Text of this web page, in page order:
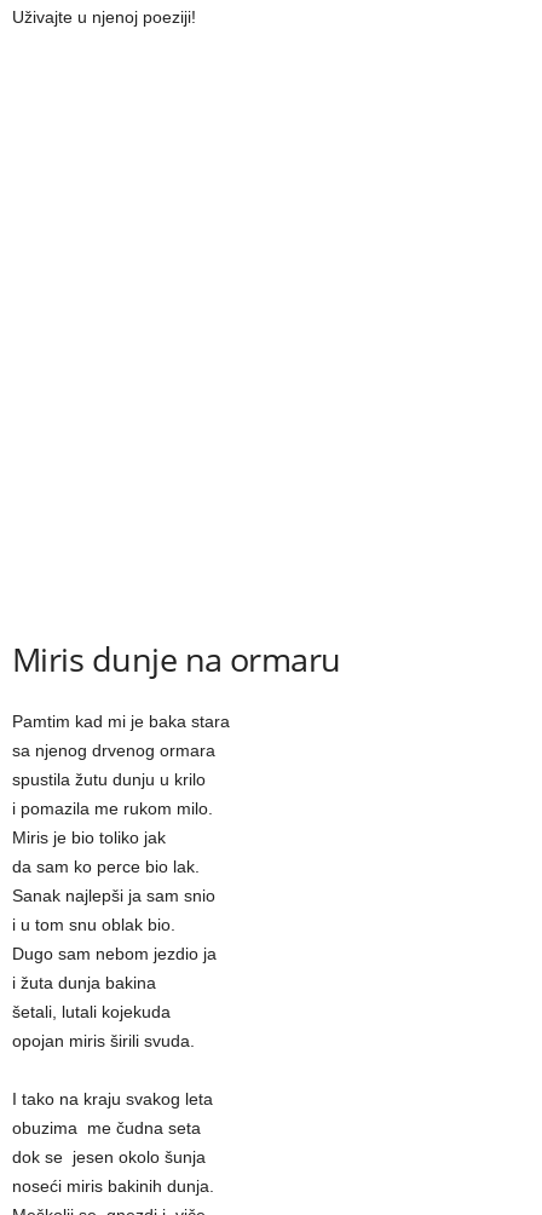
Uživajte u njenoj poeziji!
Miris dunje na ormaru
Pamtim kad mi je baka stara
sa njenog drvenog ormara
spustila žutu dunju u krilo
i pomazila me rukom milo.
Miris je bio toliko jak
da sam ko perce bio lak.
Sanak najlepši ja sam snio
i u tom snu oblak bio.
Dugo sam nebom jezdio ja
i žuta dunja bakina
šetali, lutali kojekuda
opojan miris širili svuda.
I tako na kraju svakog leta
obuzima me čudna seta
dok se jesen okolo šunja
noseći miris bakinih dunja.